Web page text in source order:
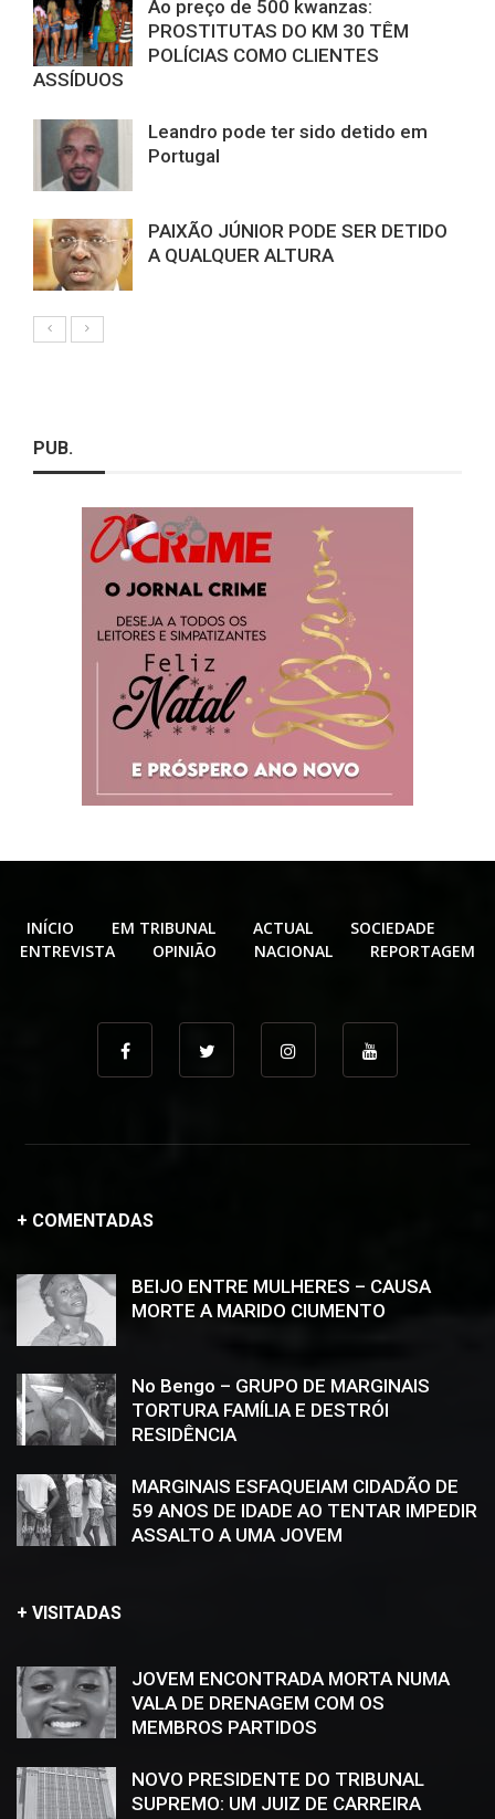
Ao preço de 500 kwanzas:
PROSTITUTAS DO KM 30 TÊM
POLÍCIAS COMO CLIENTES
ASSÍDUOS
Leandro pode ter sido detido em
Portugal
PAIXÃO JÚNIOR PODE SER DETIDO
A QUALQUER ALTURA
PUB.
INÍCIO EM TRIBUNAL ACTUAL
SOCIEDADE
ENTREVISTA
OPINIÃO NACIONAL REPORTAGEM
+ COMENTADAS
BEIJO ENTRE MULHERES – CAUSA
MORTE A MARIDO CIUMENTO
No Bengo – GRUPO DE MARGINAIS
TORTURA FAMÍLIA E DESTRÓI
RESIDÊNCIA
MARGINAIS ESFAQUEIAM CIDADÃO DE
59 ANOS DE IDADE AO TENTAR IMPEDIR
ASSALTO A UMA JOVEM
+ VISITADAS
JOVEM ENCONTRADA MORTA NUMA
VALA DE DRENAGEM COM OS
MEMBROS PARTIDOS
NOVO PRESIDENTE DO TRIBUNAL
SUPREMO: UM JUIZ DE CARREIRA